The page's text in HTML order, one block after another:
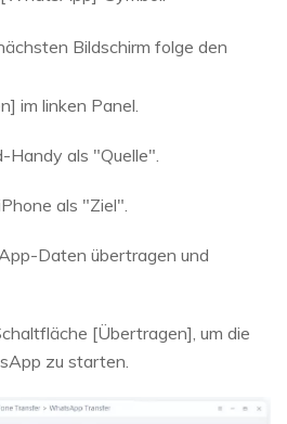
Bildschirm folge den
im linken Panel.
Handy als "Quelle".
als "Ziel".
Daten übertragen und
[Übertragen], um die
zu starten.